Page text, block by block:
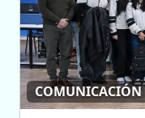
COMUNICACIÓN